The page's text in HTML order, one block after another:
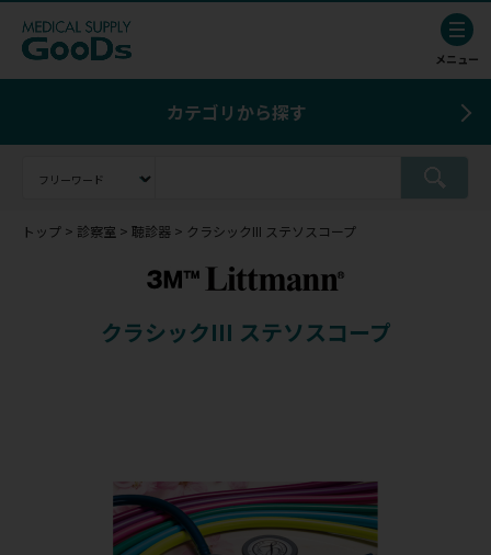
カテゴリから探す
トップ 診察室 聴診器 クラシックIII ステソスコープ
クラシックIII ステソスコープ